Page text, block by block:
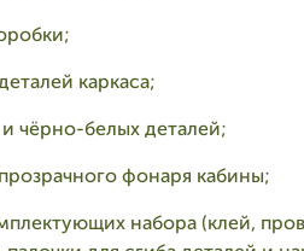
каркаса;
чёрно-белых деталей;
фонаря кабины;
набора (клей,